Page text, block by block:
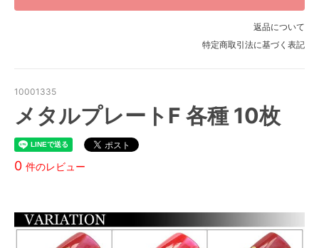
返品について
特定商取引法に基づく表記
10001335
メタルプレートF 各種 10枚
0 件のレビュー